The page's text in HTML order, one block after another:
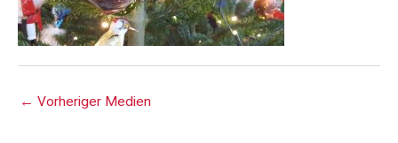
← Vorheriger Medien